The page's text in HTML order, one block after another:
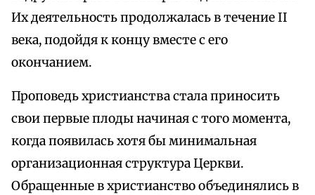
Их деятельность продолжалась в течение II
века, подойдя к концу вместе с его
окончанием.
Проповедь христианства стала приносить
свои первые плоды начиная с того момента,
когда появилась хотя бы минимальная
организационная структура Церкви.
Обращенные в христианство объединялись в